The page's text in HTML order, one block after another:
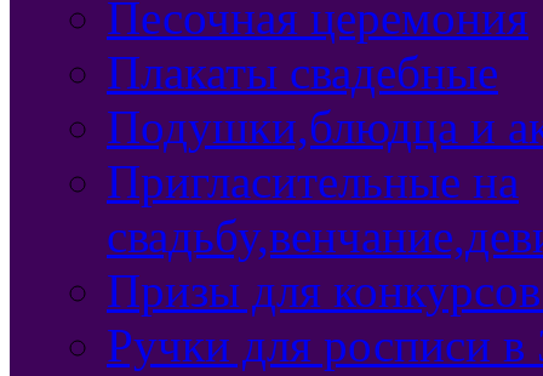
Песочная церемония
Плакаты свадебные
Подушки,блюдца и
Пригласительные на
Призы для
Ручки для росписи